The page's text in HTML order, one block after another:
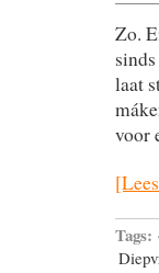
Zo.
laat
voor
Tags: ·